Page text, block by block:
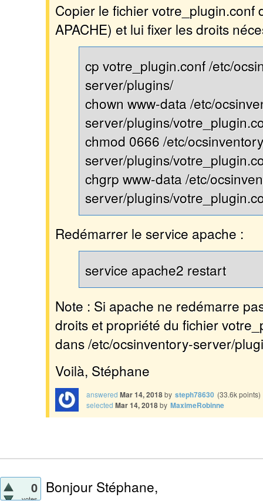
Copier le fichier votre_plugin.conf
APACHE) et lui fixer les droits
cp votre_plugin.conf /etc/
server/plugins/
chown www-data /etc/
server/plugins/
chmod 0666 /etc/
server/plugins/
chgrp www-data /etc/
server/plugins/
Redémarrer le service apache :
service apache2 restart
Note : Si apache ne redémarre
droits et propriété du fichier
dans/etc/ocsinventory-server/
Voilà, Stéphane
answered Mar 14, 2018by steph78630 (33.6kpoints)
selected Mar 14, 2018by MaximeRobinne
0
votes
Bonjour Stéphane,